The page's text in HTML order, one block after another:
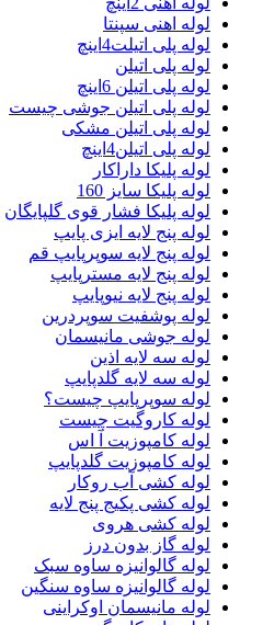
لوله اهنی سپنتا
لوله پلی اتیلت4اینچ
لوله پلی اتیلن
لوله پلی اتیلن 6اینچ
لوله پلی اتیلن جوشی چیست
لوله پلی اتیلن مشکی
لوله پلی اتیلن4اینچ
لوله پلیکا داراکار
لوله پلیکا سایز 160
لوله پلیکا فشار قوی گلپایگان
لوله پنج لایه ایزی پایپ
لوله پنج لایه سوپرپایپ قم
لوله پنج لایه مسترپایپ
لوله پنج لایه نیوپایپ
لوله پوشفیت سوپردرین
لوله جوشی مانیسمان
لوله سه لایه اذین
لوله سه لایه گلدپایپ
لوله سوپرپایپ چیست؟
لوله کاروگیت چیست
لوله کامپوزیت آ اس
لوله کامپوزیت گلدپایپ
لوله کشی آب روکار
لوله کشی پکیج پنج لایه
لوله کشی هروی
لوله گاز بدون درز
لوله گالوانیزه ساوه سبک
لوله گالوانیزه ساوه سنگین
لوله مانیسمان اوکراینی